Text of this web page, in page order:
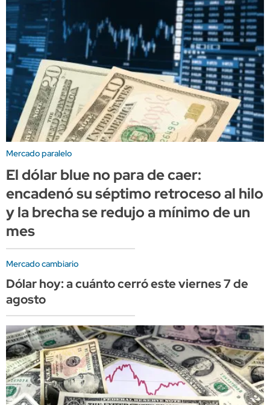
Mercado paralelo
El dólar blue no para de caer:
encadenó su séptimo retroceso al hilo
y la brecha se redujo a mínimo de un
mes
Mercado cambiario
Dólar hoy: a cuánto cerró este viernes 7 de
agosto